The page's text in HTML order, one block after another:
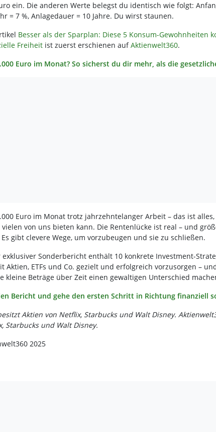
ein. Die anderen Werte belegst du identisch wie folgt:
= 7 %, Anlagedauer = 10 Jahre. Du wirst staunen.
Besser als der Sparplan: Diese 5 Konsum-Gewohnheiten
Freiheit ist zuerst erschienen aufAktienwelt360.
Euro im Monat? So sicherst du dir mehr, als die
Euro im Monat trotz jahrzehntelanger Arbeit – das ist
vielen von uns bieten kann. Die Rentenlücke ist real – und
Es gibt clevere Wege, um vorzubeugen und sie zu schließen.
exklusiver Sonderbericht enthält 10 konkrete Investment-
Aktien, ETFs und Co. gezielt und erfolgreich vorzusorgen –
kleine Beträge über Zeit einen gewaltigen Unterschied
Bericht und gehe den ersten Schritt in Richtung finanziell
Aktien von Netflix, Starbucks und Walt Disney.
Starbucks und Walt Disney.
2025